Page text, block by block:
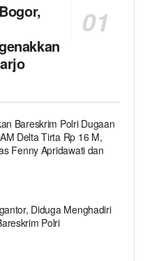
Bareskrim Polri Dugaan
Delta Tirta Rp 16 M,
Fenny Apridawati dan
Diduga Menghadiri
Polri